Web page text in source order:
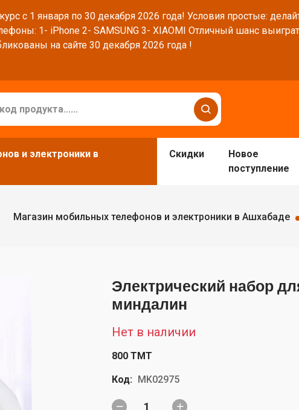
с 1 января по 30 декабря 2026 года! Условия простые:
1- iPhone 2- SAMSUNG 3- XIAOMI Отличный шанс
на сайте 30 декабря 2026 года !
и электроники в
Скидки
Новое
поступление
Магазин мобильных телефонов и электроники в Ашхабаде
Электрический набор
миндалин
Нет в наличии
800 TMT
Код: MK02975